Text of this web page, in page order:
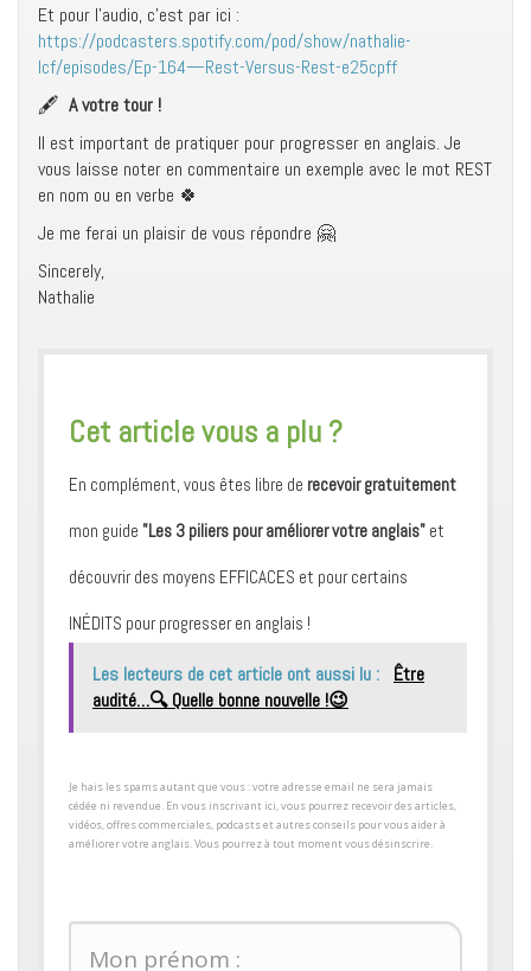
Et pour l’audio, c’est par ici :
https://podcasters.spotify.com/pod/show/nathalie-
lcf/episodes/Ep-164—Rest-Versus-Rest-e25cpff
🖋 A votre tour !
Il est important de pratiquer pour progresser en anglais. Je
vous laisse noter en commentaire un exemple avec le mot REST
en nom ou en verbe 🍀
Je me ferai un plaisir de vous répondre 🤗
Sincerely,
Nathalie
​Cet article vous a plu ?
En complément, vous êtes libre de recevoir gratuitement
mon guide "Les 3 piliers pour améliorer votre anglais" et
découvrir des moyens ​EFFICACES et pour certains ​
INÉDITS pour progresser en anglais !
Les lecteurs de cet article ont aussi lu :
Être
audité…🔍 Quelle bonne nouvelle !😉
​Je hais les spams autant que vous : votre adresse email ne sera jamais
cédée ni revendue. En vous inscrivant ici, vous pourrez recevoir des articles,
vidéos, offres commerciales, podcasts et autres conseils pour ​vous aider à
améliorer votre anglais. Vous pourrez à tout moment vous désinscrire.